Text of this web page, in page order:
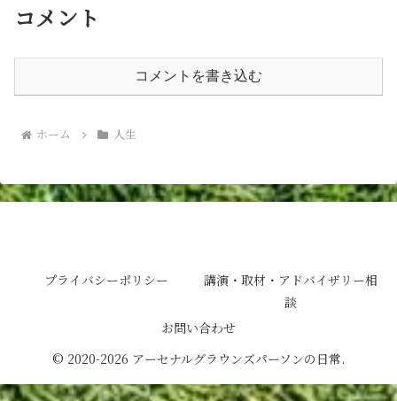
コメント
コメントを書き込む
ホーム 人生
プライバシーポリシー
講演・取材・アドバイザリー相
談
お問い合わせ
© 2020-2026 アーセナルグラウンズパーソンの日常.